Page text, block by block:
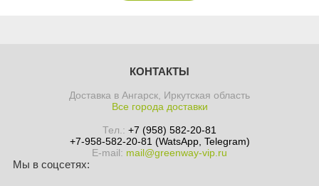
КОНТАКТЫ
Доставка в Ангарск, Иркутская область
Все города доставки
Тел.: +7 (958) 582-20-81
+7-958-582-20-81 (WatsApp, Telegram)
E-mail: mail@greenway-vip.ru
Мы в соцсетях: